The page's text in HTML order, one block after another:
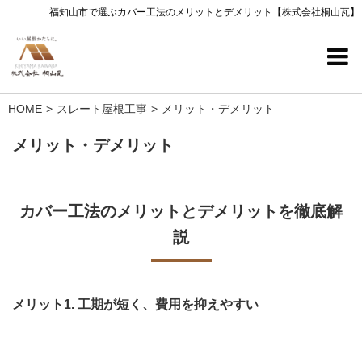
福知山市で選ぶカバー工法のメリットとデメリット【株式会社桐山瓦】
HOME スレート屋根工事 メリット・デメリット
メリット・デメリット
カバー工法のメリットとデメリットを徹底解
説
メリット1. 工期が短く、費用を抑えやすい